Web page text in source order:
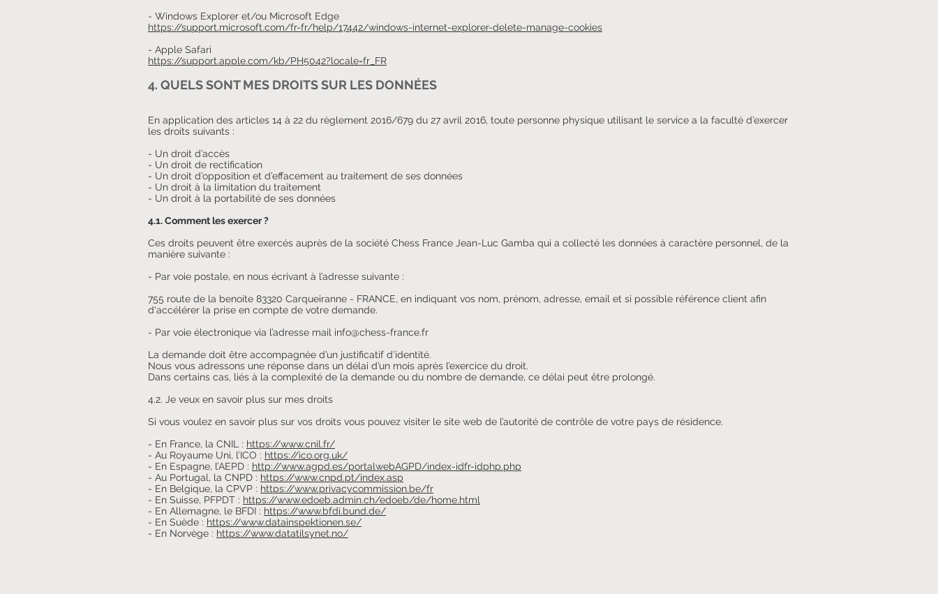
- Windows Explorer et/ou Microsoft Edge
https://support.microsoft.com/fr-fr/help/17442/windows-internet-explorer-delete-manage-cookies
- Apple Safari
https://support.apple.com/kb/PH5042?locale=fr_FR
4. QUELS SONT MES DROITS SUR LES DONNÉES
En application des articles 14 à 22 du règlement 2016/679 du 27 avril 2016, toute personne physique utilisant le service a la faculté d’exercer
les droits suivants :
- Un droit d’accès
- Un droit de rectification
- Un droit d’opposition et d’effacement au traitement de ses données
- Un droit à la limitation du traitement
- Un droit à la portabilité de ses données
4.1. Comment les exercer ?
Ces droits peuvent être exercés auprès de la société Chess France Jean-Luc Gamba qui a collecté les données à caractère personnel, de la
manière suivante :
- Par voie postale, en nous écrivant à l’adresse suivante :
755 route de la benoite 83320 Carqueiranne - FRANCE, en indiquant vos nom, prénom, adresse, email et si possible référence client afin
d'accélérer la prise en compte de votre demande.
- Par voie électronique via l’adresse mail info@chess-france.fr
La demande doit être accompagnée d’un justificatif d’identité.
Nous vous adressons une réponse dans un délai d’un mois après l’exercice du droit.
Dans certains cas, liés à la complexité de la demande ou du nombre de demande, ce délai peut être prolongé.
4.2. Je veux en savoir plus sur mes droits
Si vous voulez en savoir plus sur vos droits vous pouvez visiter le site web de l’autorité de contrôle de votre pays de résidence.
- En France, la CNIL : https://www.cnil.fr/
- Au Royaume Uni, l’ICO : https://ico.org.uk/
- En Espagne, l’AEPD : http://www.agpd.es/portalwebAGPD/index-idfr-idphp.php
- Au Portugal, la CNPD : https://www.cnpd.pt/index.asp
- En Belgique, la CPVP : https://www.privacycommission.be/fr
- En Suisse, PFPDT : https://www.edoeb.admin.ch/edoeb/de/home.html
- En Allemagne, le BFDI : https://www.bfdi.bund.de/
- En Suède : https://www.datainspektionen.se/
- En Norvège : https://www.datatilsynet.no/